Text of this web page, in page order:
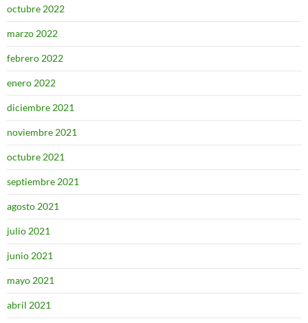
octubre 2022
marzo 2022
febrero 2022
enero 2022
diciembre 2021
noviembre 2021
octubre 2021
septiembre 2021
agosto 2021
julio 2021
junio 2021
mayo 2021
abril 2021